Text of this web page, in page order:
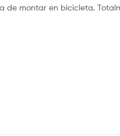
de montar en bicicleta.